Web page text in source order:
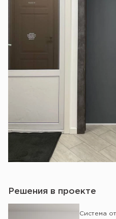
Решения в проекте
Система